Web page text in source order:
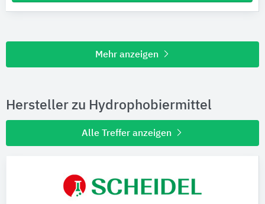
Mehr anzeigen
Hersteller zu Hydrophobiermittel
Alle Treffer anzeigen